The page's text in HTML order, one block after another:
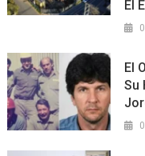
El
El
Su